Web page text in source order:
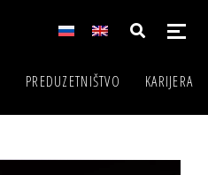
PREDUZETNIŠTVO KARIJERA